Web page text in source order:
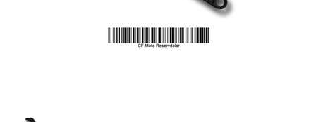
Sprängskisser